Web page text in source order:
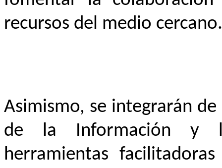
recursos del medio cercano.
Asimismo, se integrarán
de la Información y
herramientas